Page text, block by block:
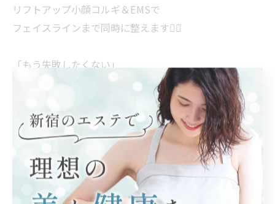
リフトアップ小顔コルギ＆EMSで
フェイスラインまで同時に整えます💆‍♀️
「もう失敗したくない」
まずは初回体験からご相談ください💎
ご予約・お問い合わせお待ちしております😊